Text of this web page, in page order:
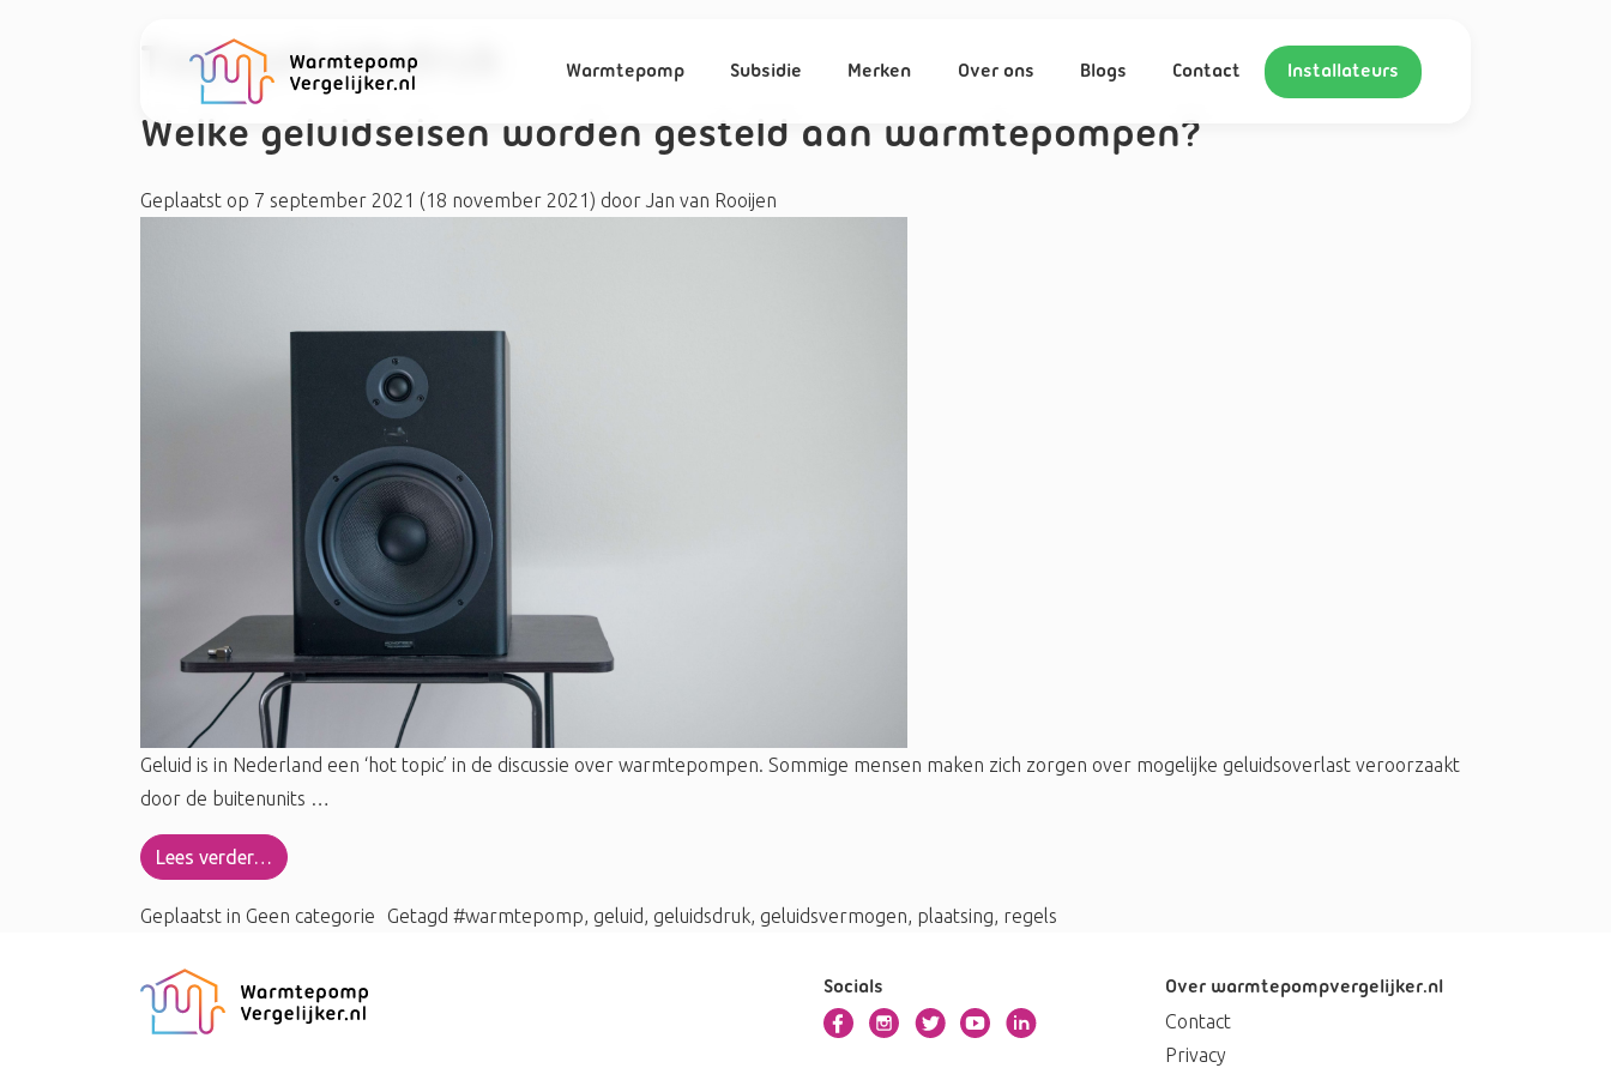
Warmtepomp Subsidie Merken Over ons Blogs Contact Installateurs
Tag:geluidsdruk
Welke geluidseisen worden gesteld aan warmtepompen?
Geplaatst op 7 september 2021 (18 november 2021) door Jan van Rooijen
Geluid is in Nederland een ‘hot topic’ in de discussie over warmtepompen. Sommige mensen maken zich zorgen over mogelijke geluidsoverlast veroorzaakt
door de buitenunits …
Lees verder…
Geplaatst in Geen categorie Getagd #warmtepomp, geluid, geluidsdruk, geluidsvermogen, plaatsing, regels
Socials Over warmtepompvergelijker.nl
Contact
Privacy